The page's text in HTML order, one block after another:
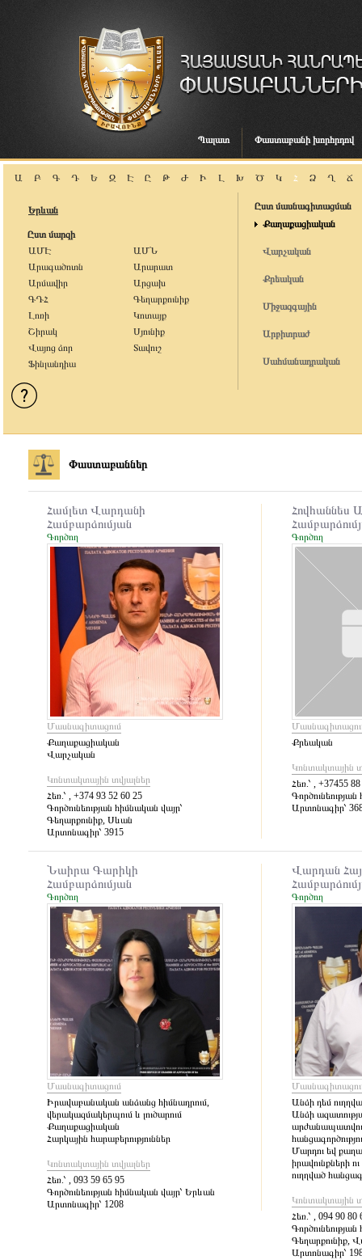
Պալատ Փաստաբանի խորհրդով
Ա Բ Գ Դ Ե Զ Է Ը Թ Ժ Ի Լ Խ Ծ Կ Հ Ձ Ղ Ճ
Երևան
Ըստ մարզի
ԱՄԷ
ԱՄՆ
Արագածոտն
Արարատ
Արմավիր
Արցախ
ԳԴՀ
Գեղարքունիք
Լոռի
Կոտայք
Շիրակ
Սյունիք
Վայոց ձոր
Տավուշ
Ֆինլանդիա
Ըստ մասնագիտացման
Քաղաքացիական
Վարչական
Քրեական
Միջազգային
Արբիտրաժ
Սահմանադրական
Փաստաբաններ
Համլետ Վարդանի
Համբարձումյան
Գործող
Մասնագիտացում
Քաղաքացիական
Վարչական
Կոնտակտային տվյալներ
Հեռ.՝ , +374 93 52 60 25
Գործունեության հիմնական վայր՝
Գեղարքունիք, Սևան
Արտոնագիր՝ 3915
Հովհաննես
Գործող
Քրեական
Կոնտակտային
Հեռ.՝ , +37455
Արտոնագիր՝
Նաիրա Գարիկի
Համբարձումյան
Գործող
Մասնագիտացում
Իրավաբանական անձանց հիմնադրում,
վերակազմակերպում և լուծարում
Քաղաքացիական
Հարկային հարաբերություններ
Կոնտակտային տվյալներ
Հեռ.՝ , 093 59 65 95
Գործունեության հիմնական վայր՝ Երևան
Արտոնագիր՝ 1208
Վարդան
Գործող
Անձի դեմ
Անձի
Մարդու եվ
իրավունքների
ուղղված
Կոնտակտային
Հեռ.՝ , 094 90 80
Գեղարքունիք,
Արտոնագիր՝